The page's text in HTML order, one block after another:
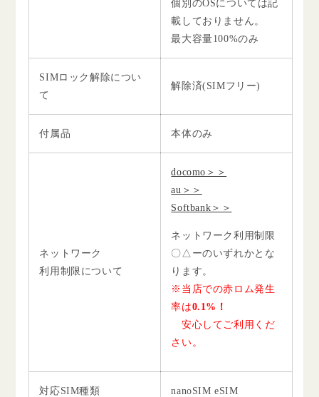
個別のOSについては記
載しておりません。
最大容量100%のみ
SIMロック解除につい
て
解除済(SIMフリー)
付属品 本体のみ
ネットワーク
利用制限について
docomo＞＞
au＞＞
Softbank＞＞
ネットワーク利用制限
〇△ーのいずれかとな
ります。
※当店での赤ロム発生
率は0.1%！
安心してご利用くだ
さい。
対応SIM種類 nanoSIM eSIM